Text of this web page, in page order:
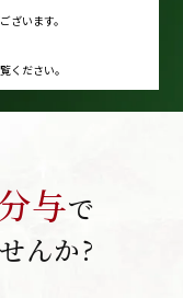
ざいます。
ください。
与で
んか?